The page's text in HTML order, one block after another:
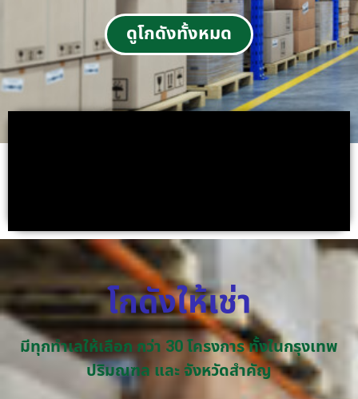
ดูโกดังทั้งหมด
โกดังให้เช่า
มีทุกทำเลให้เลือก กว่า 30 โครงการ ทั้งในกรุงเทพ
ปริมณฑล และ จังหวัดสำคัญ